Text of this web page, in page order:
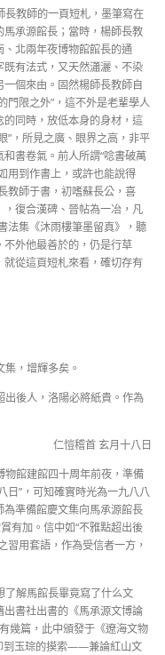
長教師的一頁短札，墨筆寫在
承源館長；當時，楊師長教
北兩年夜博物館館長的通
有法式，又天然瀟灑、不染
個來由。固然楊師長教師自
門限之外”，這不外是老輩學人
同時，放低本身的身材，這
”，所見之廣、眼界之高，非平
書卷氣。前人所謂“唸書破萬
用到作書上，或許也能說得
教師于書，初嗜蘇長公，喜
，復合漢碑、晉帖為一冶，凡
法集《沐雨樓筆墨留真》，聽
外他最善於的，仍是行草
從這頁短札來看，確切存有
，增輝多矣。
後人，洛陽必將紙貴。作為
仁愷稽首 玄月十八日
館建館四十周年前夜，準備
日”，可知確實時光為一九八八
準備館慶文集向馬承源館長
有加。信中如“不雅點超出後
習用套語，作為受信者一方，
解馬館長畢竟寫了什么文
書社出書的《馬承源文博論
幾篇，此中頒發于《遼海文物
到玉琮的摸索——兼論紅山文